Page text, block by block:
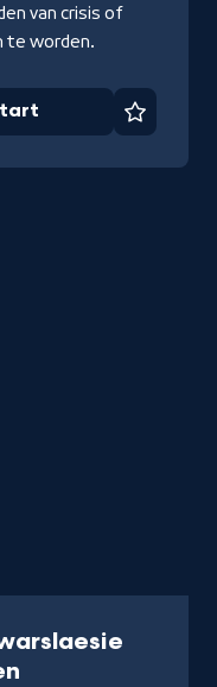
van crisis of
te worden.